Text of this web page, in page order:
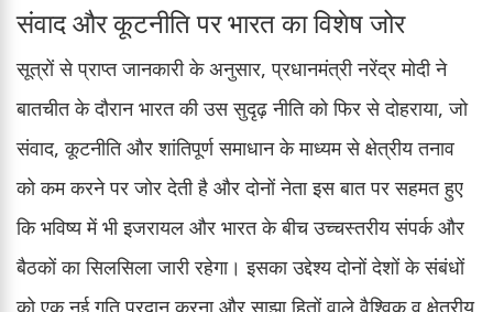
संवाद और कूटनीति पर भारत का विशेष जोर
सूत्रों से प्राप्त जानकारी के अनुसार, प्रधानमंत्री नरेंद्र मोदी ने
बातचीत के दौरान भारत की उस सुदृढ़ नीति को फिर से दोहराया, जो
संवाद, कूटनीति और शांतिपूर्ण समाधान के माध्यम से क्षेत्रीय तनाव
को कम करने पर जोर देती है और दोनों नेता इस बात पर सहमत हुए
कि भविष्य में भी इजरायल और भारत के बीच उच्चस्तरीय संपर्क और
बैठकों का सिलसिला जारी रहेगा। इसका उद्देश्य दोनों देशों के संबंधों
को एक नई गति प्रदान करना और साझा हितों वाले वैश्विक व क्षेत्रीय